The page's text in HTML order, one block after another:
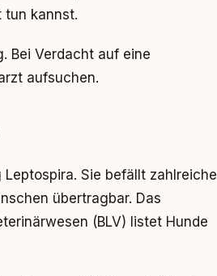
tun kannst.
Bei Verdacht auf eine
aufsuchen.
Sie befällt zahlreiche
übertragbar. Das
(BLV) listet Hunde